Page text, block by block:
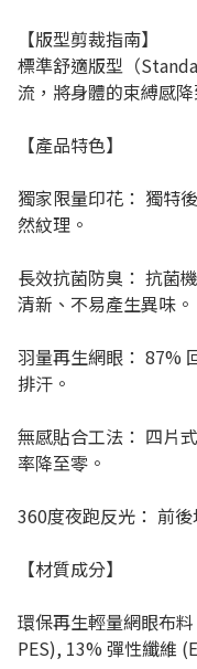
【版型剪裁指南】
標準舒適版型（
流，將身體的束縛感
【產品特色】
獨家限量印花： 獨特
然紋理。
長效抗菌防臭： 抗菌
清新、不易產生異味。
羽量再生網眼： 87%
排汗。
無感貼合工法： 四片
率降至零。
360度夜跑反光： 前後
【材質成分】
環保再生輕量網眼布
PES), 13% 彈性纖維